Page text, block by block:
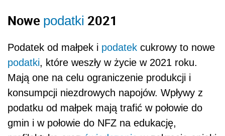
Nowe podatki 2021
Podatek od małpek i podatek cukrowy to nowe
podatki, które weszły w życie w 2021 roku.
Mają one na celu ograniczenie produkcji i
konsumpcji niezdrowych napojów. Wpływy z
podatku od małpek mają trafić w połowie do
gmin i w połowie do NFZ na edukację,